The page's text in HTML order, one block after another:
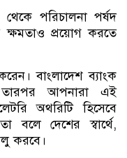
থেকে পরিচালনা পর্ষদ
ক্ষমতাও প্রয়োগ করতে
বাংলাদেশ ব্যাংক
আপনারা এই
অথরিটি হিসেবে
বলে দেশের স্বার্থে,
করবে।